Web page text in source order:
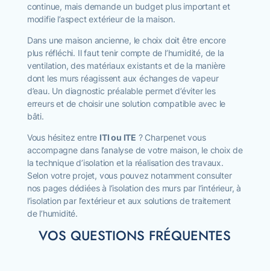
continue, mais demande un budget plus important et
modifie l’aspect extérieur de la maison.
Dans une maison ancienne, le choix doit être encore
plus réfléchi. Il faut tenir compte de l’humidité, de la
ventilation, des matériaux existants et de la manière
dont les murs réagissent aux échanges de vapeur
d’eau. Un diagnostic préalable permet d’éviter les
erreurs et de choisir une solution compatible avec le
bâti.
Vous hésitez entre ITI ou ITE ? Charpenet vous
accompagne dans l’analyse de votre maison, le choix de
la technique d’isolation et la réalisation des travaux.
Selon votre projet, vous pouvez notamment consulter
nos pages dédiées à l’isolation des murs par l’intérieur, à
l’isolation par l’extérieur et aux solutions de traitement
de l’humidité.
VOS QUESTIONS FRÉQUENTES